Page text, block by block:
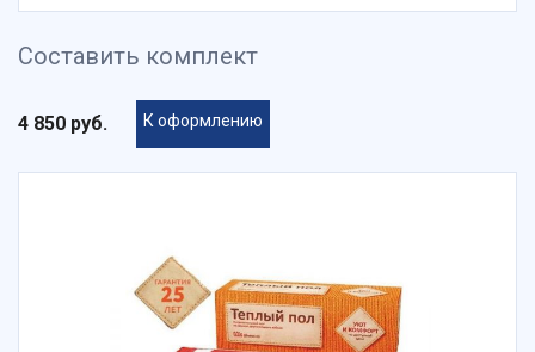
Составить комплект
4 850 руб. К оформлению